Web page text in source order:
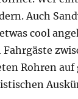
Auch
cool
Rohren